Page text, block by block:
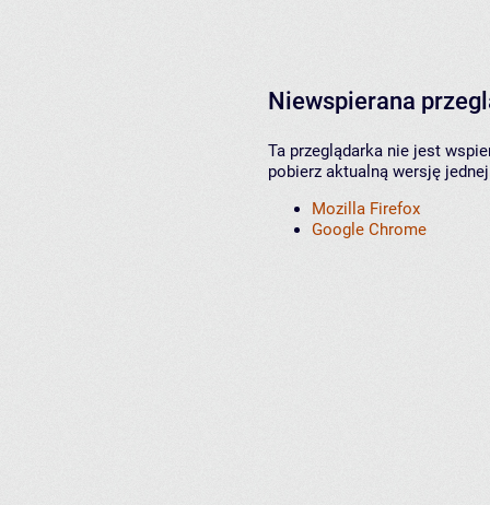
Niewspierana
Ta przeglądarka nie jest
pobierz aktualną wersję
Mozilla Firefox
Google Chrome